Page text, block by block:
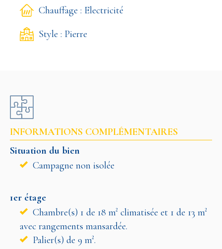
Chauffage : Electricité
Style : Pierre
INFORMATIONS COMPLÉMENTAIRES
Situation du bien
Campagne non isolée
1er étage
Chambre(s) 1 de 18 m² climatisée et 1 de 13 m²
avec rangements mansardée.
Palier(s) de 9 m².